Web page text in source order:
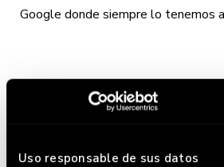
Uso responsable de sus datos
Google donde siempre lo tenemos
SPECIAL